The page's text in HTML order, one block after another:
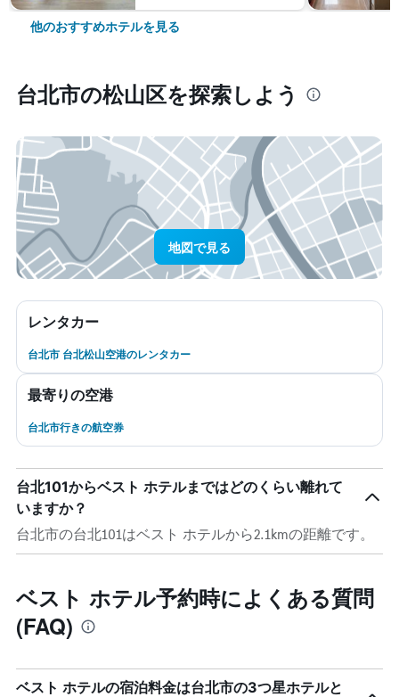
他のおすすめホテルを見る
台北市​の松山区​を探索しよう
地図で見る
レンタカー
台北市 台北松山空港のレンタカー
最寄りの空港
台北市行きの航空券
台北101からベスト ホテルまではどのくらい離れて
いますか？
台北市の台北101はベスト ホテルから2.1kmの距離です。
ベスト ホテル予約時によくある質問
(FAQ)
ベスト ホテルの宿泊料金は台北市の3つ星ホテルと